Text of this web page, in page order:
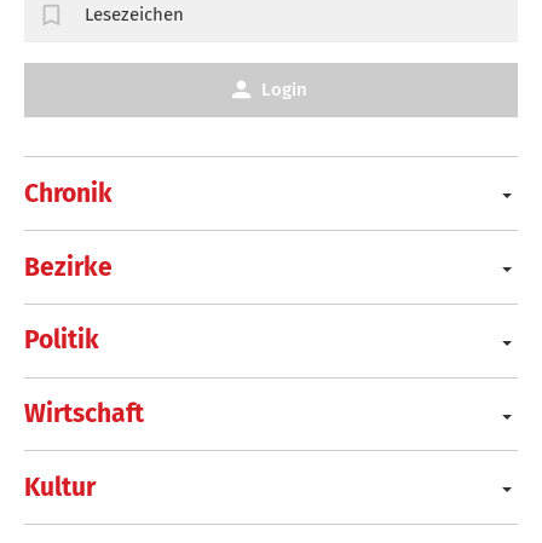
Chronik
Bezirke
Politik
Wirtschaft
Kultur
Lesezeichen
Login